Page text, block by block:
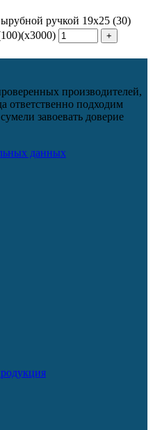
ручкой 19х25 (30)
производителей,
ответственно подходим
завоевать доверие
данных